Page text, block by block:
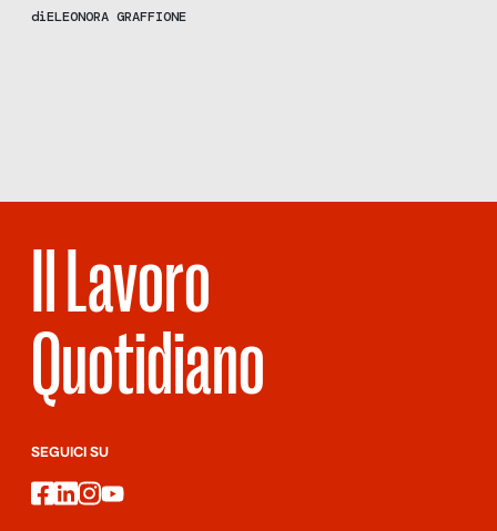
guadagni leciti e molto spesso, nel luogo comune, illeciti.
diELEONORA GRAFFIONE
Il Lavoro
Quotidiano
SEGUICI SU
facebook
linkedin
instagram
youtube